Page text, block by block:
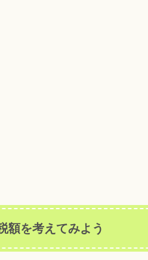
額を考えてみよう